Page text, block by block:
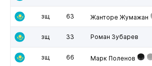
зщ 63 Жанторе Жумажан
зщ 33 Роман Зубарев
зщ 66 Марк Поленов